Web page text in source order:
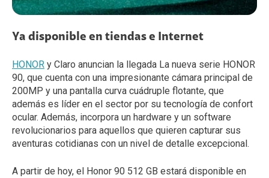
Ya disponible en tiendas e Internet
HONOR y Claro anuncian la llegada La nueva serie HONOR
90, que cuenta con una impresionante cámara principal de
200MP y una pantalla curva cuádruple flotante, que
además es líder en el sector por su tecnología de confort
ocular. Además, incorpora un hardware y un software
revolucionarios para aquellos que quieren capturar sus
aventuras cotidianas con un nivel de detalle excepcional.
A partir de hoy, el Honor 90 512 GB estará disponible en